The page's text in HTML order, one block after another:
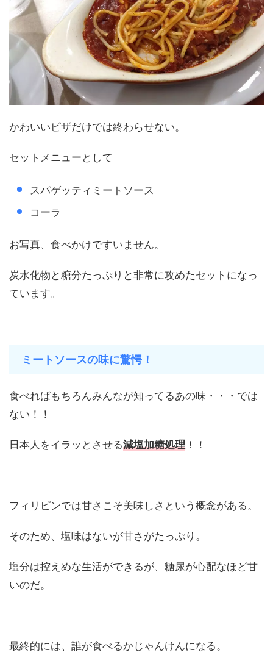
かわいいピザだけでは終わらせない。
セットメニューとして
スパゲッティミートソース
コーラ
お写真、食べかけですいません。
炭水化物と糖分たっぷりと非常に攻めたセットになっ
ています。
ミートソースの味に驚愕！
食べればもちろんみんなが知ってるあの味・・・では
ない！！
日本人をイラッとさせる減塩加糖処理 ！！
フィリピンでは甘さこそ美味しさという概念がある。
そのため、塩味はないが甘さがたっぷり。
塩分は控えめな生活ができるが、糖尿が心配なほど甘
いのだ。
最終的には、誰が食べるかじゃんけんになる。